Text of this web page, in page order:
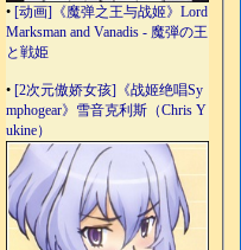
• [动画]《魔弹之王与战姬》Lord
Marksman and Vanadis - 魔弾の王
と戦姫
• [2次元傲娇女孩]《战姬绝唱Sy
mphogear》雪音克利斯（Chris Y
ukine）